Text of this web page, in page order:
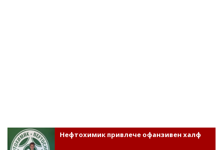
Нефтохимик привлече офанзивен халф